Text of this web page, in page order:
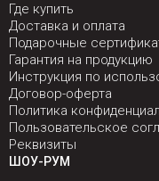
Где купить
Доставка и оплата
Подарочные
Гарантия на продукцию
Инструкция по
Договор-оферта
Политика
Пользовательское
Реквизиты
ШОУ-РУМ